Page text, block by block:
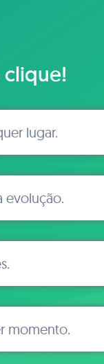
lugar.
evolução.
momento.